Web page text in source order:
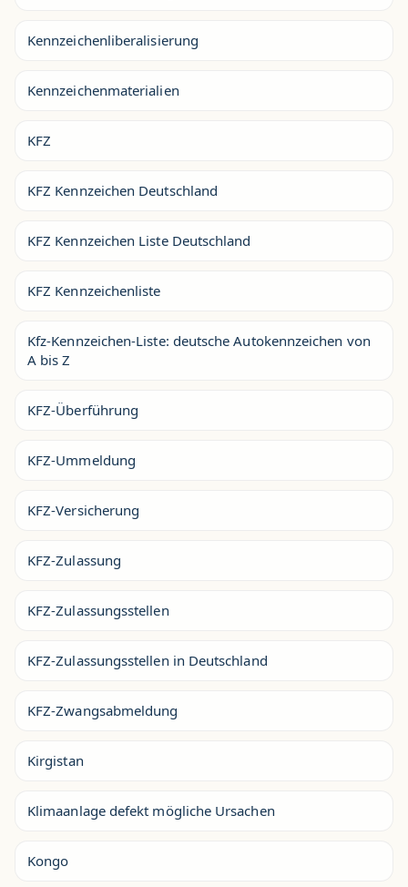
Kennzeichenliberalisierung
Kennzeichenmaterialien
KFZ
KFZ Kennzeichen Deutschland
KFZ Kennzeichen Liste Deutschland
KFZ Kennzeichenliste
Kfz-Kennzeichen-Liste: deutsche Autokennzeichen von
A bis Z
KFZ-Überführung
KFZ-Ummeldung
KFZ-Versicherung
KFZ-Zulassung
KFZ-Zulassungsstellen
KFZ-Zulassungsstellen in Deutschland
KFZ-Zwangsabmeldung
Kirgistan
Klimaanlage defekt mögliche Ursachen
Kongo